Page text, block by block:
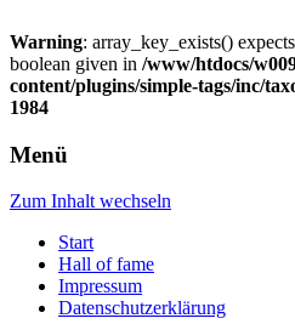
Warning: array_key_exists()
boolean given in /www/htdocs/
content/plugins/simple-tags/inc/
1984
Menü
Zum Inhalt wechseln
Start
Hall of fame
Impressum
Datenschutzerklärung